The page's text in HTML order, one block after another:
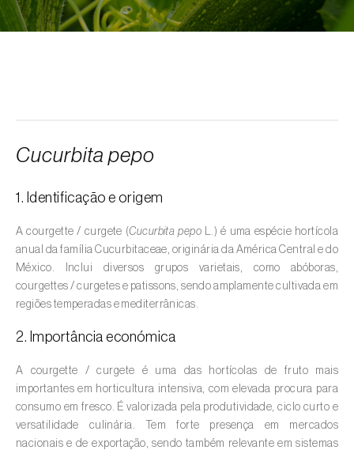
Alface (Lactuca sativa)
Ambientes aquáticos (
valas, canais, açudes, barragens e estações
de tratamento de águas residuais)
Ameixeira (Prunus domestica L.)
Amieiro (Alnus glutinosa)
Amoreira ( Morus spp.
Cucurbita pepo
1. Identificação e origem
A courgette / curgete (Cucurbita pepo L.) é uma espécie hortícola
anual da família Cucurbitaceae, originária da América Central e do
México. Inclui diversos grupos varietais, como abóboras,
courgettes / curgetes e patissons, sendo amplamente cultivada em
regiões temperadas e mediterrânicas.
2. Importância económica
A courgette / curgete é uma das hortícolas de fruto mais
importantes em horticultura intensiva, com elevada procura para
consumo em fresco. É valorizada pela produtividade, ciclo curto e
versatilidade culinária. Tem forte presença em mercados
nacionais e de exportação, sendo também relevante em sistemas